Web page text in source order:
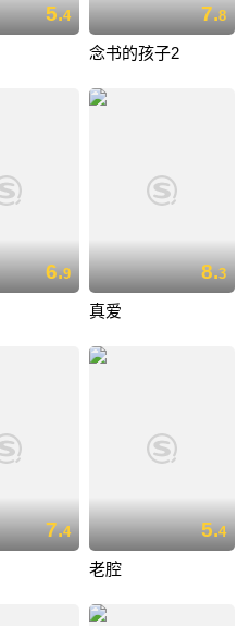
5.4 7.8
念书的孩子2
6.9 8.3
真爱
7.4 5.4
老腔